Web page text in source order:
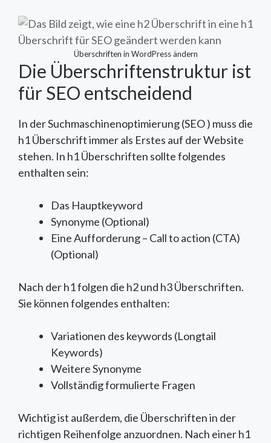
Überschriften in WordPress ändern
Die Überschriftenstruktur ist
für SEO entscheidend
In der Suchmaschinenoptimierung (SEO ) muss die
h1 Überschrift immer als Erstes auf der Website
stehen. In h1 Überschriften sollte folgendes
enthalten sein:
Das Hauptkeyword
Synonyme (Optional)
Eine Aufforderung – Call to action (CTA)
(Optional)
Nach der h1 folgen die h2 und h3 Überschriften.
Sie können folgendes enthalten:
Variationen des keywords (Longtail
Keywords)
Weitere Synonyme
Vollständig formulierte Fragen
Wichtig ist außerdem, die Überschriften in der
richtigen Reihenfolge anzuordnen. Nach einer h1